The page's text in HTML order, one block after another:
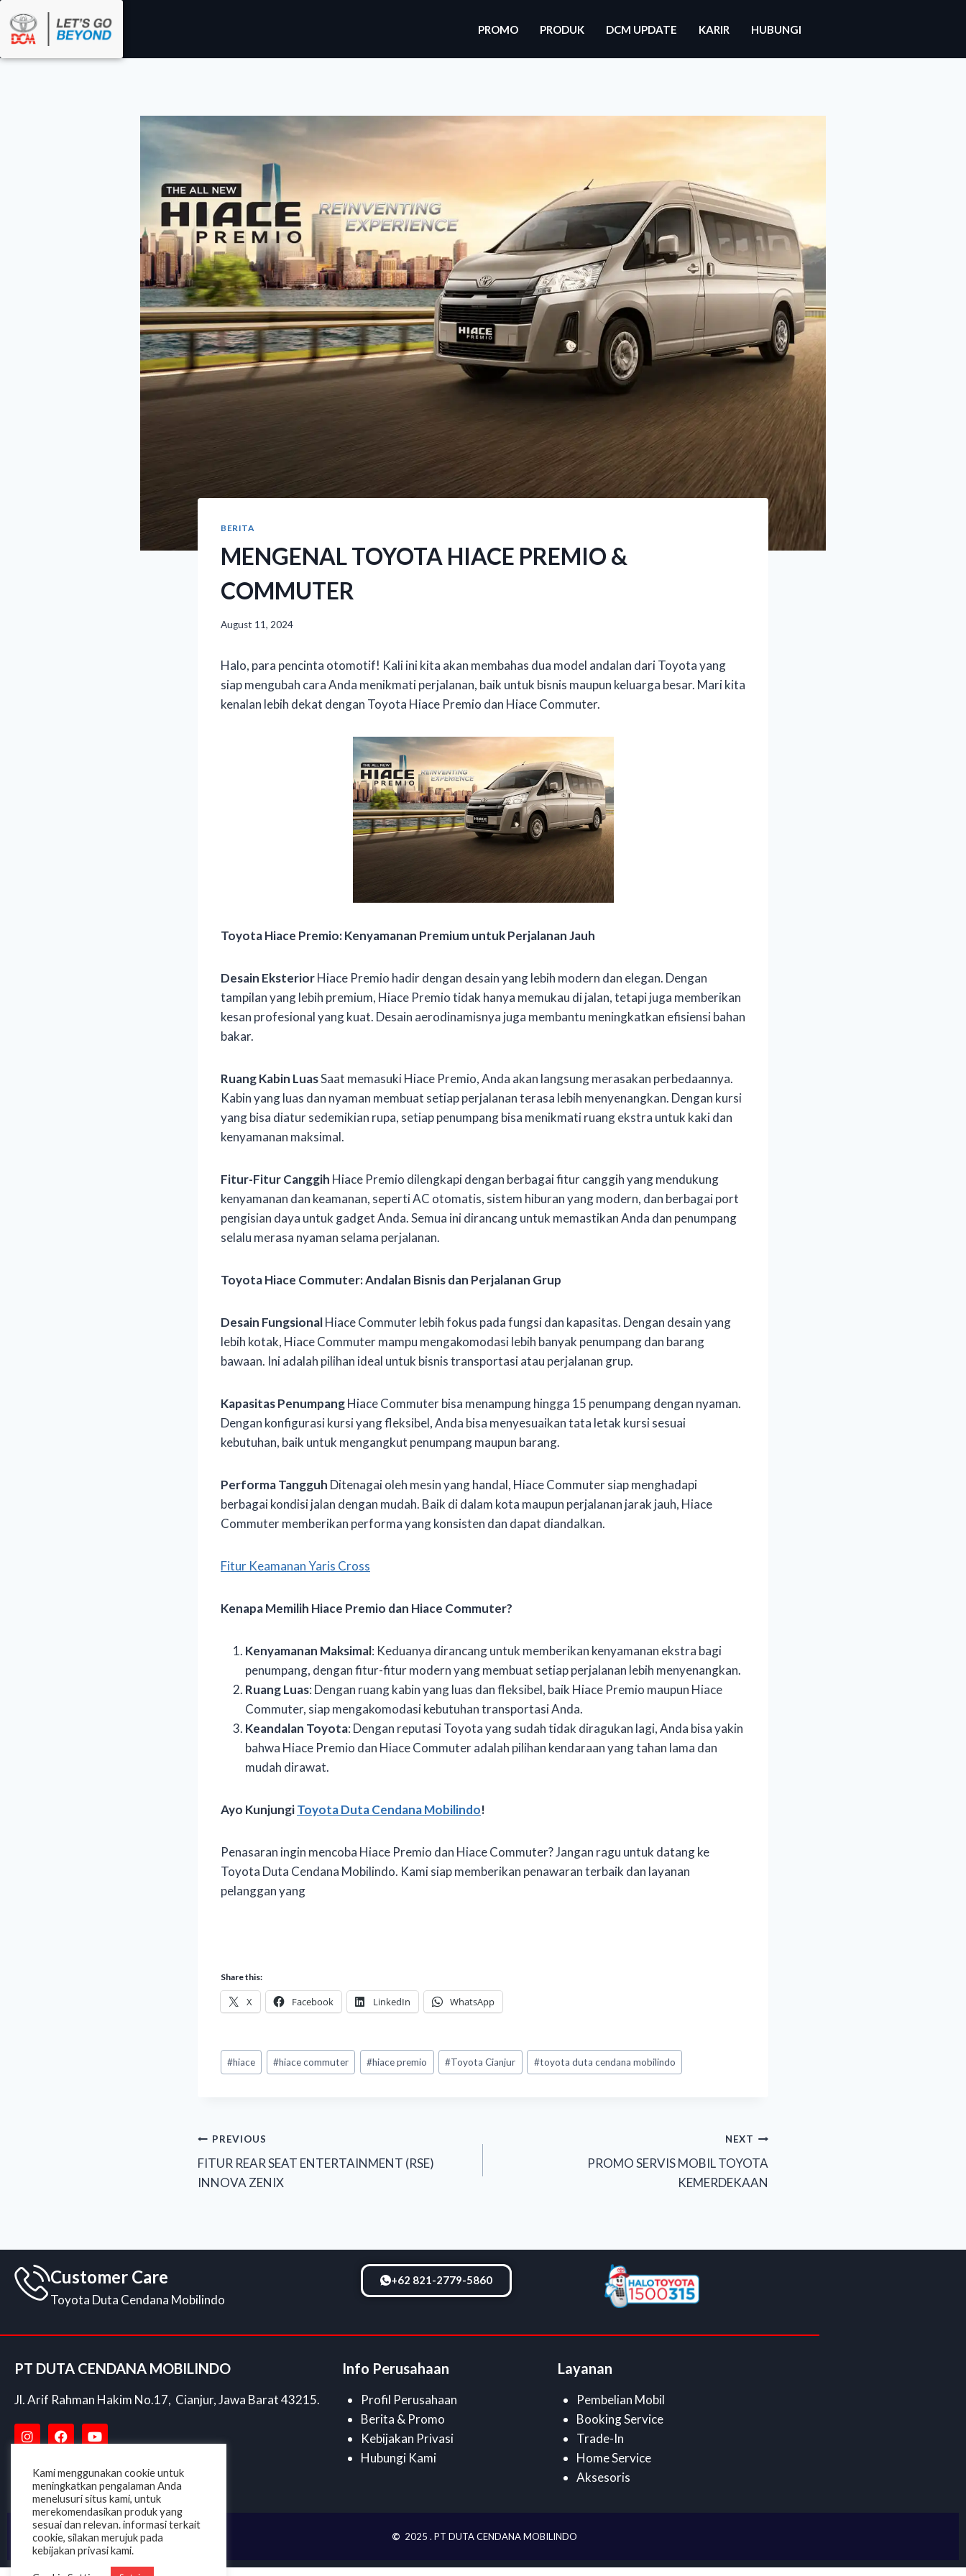
PROMO PRODUK DCM UPDATE KARIR HUBUNGI
BERITA
MENGENAL TOYOTA HIACE PREMIO &
COMMUTER
August 11, 2024
Halo, para pencinta otomotif! Kali ini kita akan membahas dua model andalan dari Toyota yang
siap mengubah cara Anda menikmati perjalanan, baik untuk bisnis maupun keluarga besar. Mari kita
kenalan lebih dekat dengan Toyota Hiace Premio dan Hiace Commuter.
Toyota Hiace Premio: Kenyamanan Premium untuk Perjalanan Jauh
Desain EksteriorHiace Premio hadir dengan desain yang lebih modern dan elegan. Dengan
tampilan yang lebih premium, Hiace Premio tidak hanya memukau di jalan, tetapi juga memberikan
kesan profesional yang kuat. Desain aerodinamisnya juga membantu meningkatkan efisiensi bahan
bakar.
Ruang Kabin LuasSaat memasuki Hiace Premio, Anda akan langsung merasakan perbedaannya.
Kabin yang luas dan nyaman membuat setiap perjalanan terasa lebih menyenangkan. Dengan kursi
yang bisa diatur sedemikian rupa, setiap penumpang bisa menikmati ruang ekstra untuk kaki dan
kenyamanan maksimal.
Fitur-Fitur Canggih Hiace Premio dilengkapi dengan berbagai fitur canggih yang mendukung
kenyamanan dan keamanan, seperti AC otomatis, sistem hiburan yang modern, dan berbagai port
pengisian daya untuk gadget Anda. Semua ini dirancang untuk memastikan Anda dan penumpang
selalu merasa nyaman selama perjalanan.
Toyota Hiace Commuter: Andalan Bisnis dan Perjalanan Grup
Desain FungsionalHiace Commuter lebih fokus pada fungsi dan kapasitas. Dengan desain yang
lebih kotak, Hiace Commuter mampu mengakomodasi lebih banyak penumpang dan barang
bawaan. Ini adalah pilihan ideal untuk bisnis transportasi atau perjalanan grup.
Kapasitas PenumpangHiace Commuter bisa menampung hingga 15 penumpang dengan nyaman.
Dengan konfigurasi kursi yang fleksibel, Anda bisa menyesuaikan tata letak kursi sesuai
kebutuhan, baik untuk mengangkut penumpang maupun barang.
Performa Tangguh Ditenagai oleh mesin yang handal, Hiace Commuter siap menghadapi
berbagai kondisi jalan dengan mudah. Baik di dalam kota maupun perjalanan jarak jauh, Hiace
Commuter memberikan performa yang konsisten dan dapat diandalkan.
Fitur Keamanan Yaris Cross
Kenapa Memilih Hiace Premio dan Hiace Commuter?
Kenyamanan Maksimal: Keduanya dirancang untuk memberikan kenyamanan ekstra bagi
penumpang, dengan fitur-fitur modern yang membuat setiap perjalanan lebih menyenangkan.
Ruang Luas: Dengan ruang kabin yang luas dan fleksibel, baik Hiace Premio maupun Hiace
Commuter, siap mengakomodasi kebutuhan transportasi Anda.
Keandalan Toyota: Dengan reputasi Toyota yang sudah tidak diragukan lagi, Anda bisa yakin
bahwa Hiace Premio dan Hiace Commuter adalah pilihan kendaraan yang tahan lama dan
mudah dirawat.
Ayo KunjungiToyota Duta Cendana Mobilindo!
Penasaran ingin mencoba Hiace Premio dan Hiace Commuter? Jangan ragu untuk datang ke
Toyota Duta Cendana Mobilindo. Kami siap memberikan penawaran terbaik dan layanan
pelanggan yang
Share this:
X Facebook LinkedIn WhatsApp
#hiace #hiace commuter #hiace premio #Toyota Cianjur #toyota duta cendana mobilindo
PREVIOUS
FITUR REAR SEAT ENTERTAINMENT (RSE)
INNOVA ZENIX
NEXT
PROMO SERVIS MOBIL TOYOTA
KEMERDEKAAN
Customer Care
Toyota Duta Cendana Mobilindo
+62 821-2779-5860
PT DUTA CENDANA MOBILINDO
Jl. Arif Rahman Hakim No.17, Cianjur, Jawa Barat 43215.
Info Perusahaan
Profil Perusahaan
Berita & Promo
Kebijakan Privasi
Hubungi Kami
Layanan
Pembelian Mobil
Booking Service
Trade-In
Home Service
Aksesoris
© 2025 . PT DUTA CENDANA MOBILINDO
Kami menggunakan cookie untuk
meningkatkan pengalaman Anda
menelusuri situs kami, untuk
merekomendasikan produk yang
sesuai dan relevan. informasi terkait
cookie, silakan merujuk pada
kebijakan privasi kami.